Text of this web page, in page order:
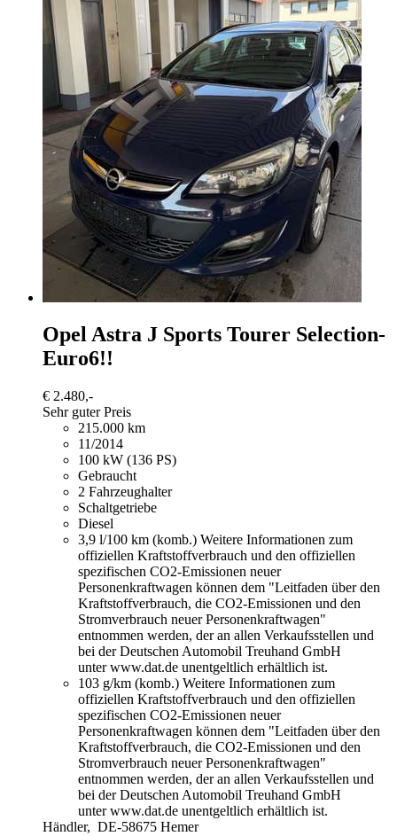
Opel Astra J Sports Tourer Selection-
Euro6!!
€ 2.480,-
Sehr guter Preis
215.000 km
11/2014
100 kW (136 PS)
Gebraucht
2 Fahrzeughalter
Schaltgetriebe
Diesel
3,9 l/100 km (komb.) Weitere Informationen zum
offiziellen Kraftstoffverbrauch und den offiziellen
spezifischen CO2-Emissionen neuer
Personenkraftwagen können dem "Leitfaden über den
Kraftstoffverbrauch, die CO2-Emissionen und den
Stromverbrauch neuer Personenkraftwagen"
entnommen werden, der an allen Verkaufsstellen und
bei der Deutschen Automobil Treuhand GmbH
unter www.dat.de unentgeltlich erhältlich ist.
103 g/km (komb.) Weitere Informationen zum
offiziellen Kraftstoffverbrauch und den offiziellen
spezifischen CO2-Emissionen neuer
Personenkraftwagen können dem "Leitfaden über den
Kraftstoffverbrauch, die CO2-Emissionen und den
Stromverbrauch neuer Personenkraftwagen"
entnommen werden, der an allen Verkaufsstellen und
bei der Deutschen Automobil Treuhand GmbH
unter www.dat.de unentgeltlich erhältlich ist.
Händler, DE-58675 Hemer